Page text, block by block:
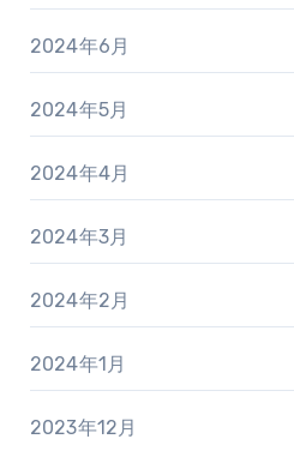
2024年6月
2024年5月
2024年4月
2024年3月
2024年2月
2024年1月
2023年12月